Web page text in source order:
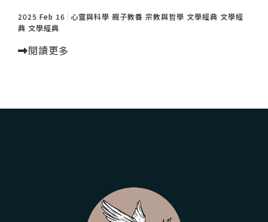
2025 Feb 16 心靈與科學 親子教養 宗教與哲學 文學經典 文學經
典 文學經典
閱讀更多